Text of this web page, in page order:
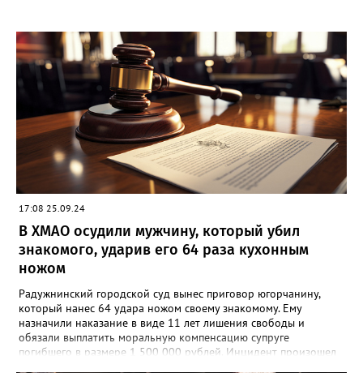
17:08 25.09.24
В ХМАО осудили мужчину, который убил
знакомого, ударив его 64 раза кухонным
ножом
Радужнинский городской суд вынес приговор югорчанину,
который нанес 64 удара ножом своему знакомому. Ему
назначили наказание в виде 11 лет лишения свободы и
обязали выплатить моральную компенсацию супруге
погибшего в размере 1 500 000 рублей. Инцидент произошел